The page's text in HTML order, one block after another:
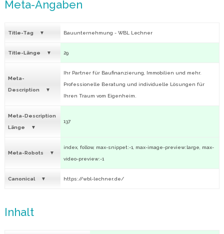
Meta-Angaben
Title-Tag Bauunternehmung - WBL Lechner
Title-Länge 29
Meta-
Description
Ihr Partner für Baufinanzierung, Immobilien und mehr.
Professionelle Beratung und individuelle Lösungen für
Ihren Traum vom Eigenheim.
Meta-Description
Länge
137
Meta-Robots
index, follow, max-snippet:-1, max-image-preview:large, max-
video-preview:-1
Canonical https://wbl-lechner.de/
Inhalt